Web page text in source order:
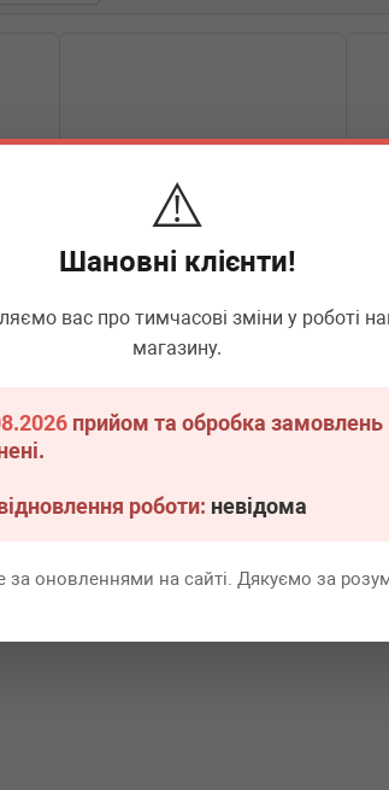
⚠️
Шановні клієнти!
вас про тимчасові зміни у роботі
магазину.
прийом та обробка замовлень
роботи: невідома
за оновленнями на сайті. Дякуємо за
1 шт.
16137385538
Трубка паливна BMW 5 (G30) 17-
Немає в наявності